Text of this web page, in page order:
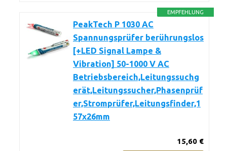
EMPFEHLUNG
PeakTech P 1030 AC
Spannungsprüfer berührungslos
[+LED Signal Lampe &
Vibration] 50-1000 V AC
Betriebsbereich,Leitungssuchg
erät,Leitungssucher,Phasenprüf
er,Stromprüfer,Leitungsfinder,1
57x26mm
15,60 €